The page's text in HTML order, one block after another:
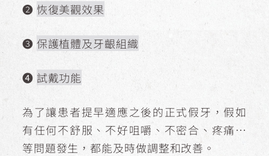
➋ 恢復美觀效果
➌ 保護植體及牙齦組織
➍ 試戴功能
為了讓患者提早適應之後的正式假牙，假如
有任何不舒服、不好咀嚼、不密合、疼痛…
等問題發生，都能及時做調整和改善。